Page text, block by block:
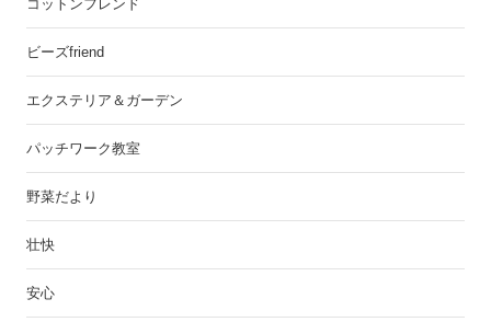
コットンフレンド
ビーズfriend
エクステリア＆ガーデン
パッチワーク教室
野菜だより
壮快
安心